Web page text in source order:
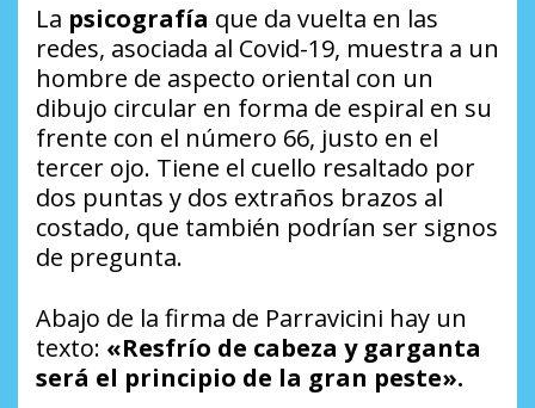
La psicografía que da vuelta en las
redes, asociada al Covid-19, muestra a un
hombre de aspecto oriental con un
dibujo circular en forma de espiral en su
frente con el número 66, justo en el
tercer ojo. Tiene el cuello resaltado por
dos puntas y dos extraños brazos al
costado, que también podrían ser signos
de pregunta.
Abajo de la firma de Parravicini hay un
texto: «Resfrío de cabeza y garganta
será el principio de la gran peste».